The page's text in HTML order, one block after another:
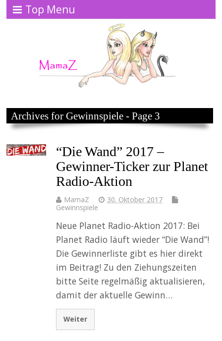
Top Menu
Archives for Gewinnspiele - Page 3
“Die Wand” 2017 –
Gewinner-Ticker zur Planet
Radio-Aktion
MamaZ
30. Oktober 2017
Gewinnspiele
Neue Planet Radio-Aktion 2017: Bei
Planet Radio läuft wieder “Die Wand”!
Die Gewinnerliste gibt es hier direkt
im Beitrag! Zu den Ziehungszeiten
bitte Seite regelmäßig aktualisieren,
damit der aktuelle Gewinn…
Weiter